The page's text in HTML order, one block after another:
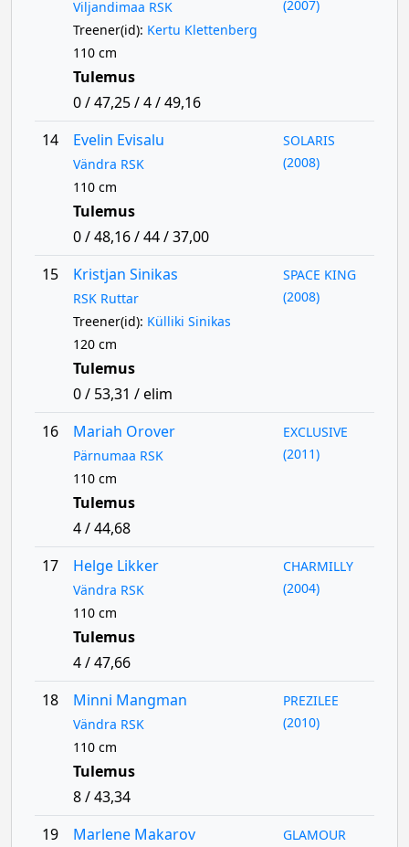
Viljandimaa RSK
Treener(id): Kertu Klettenberg
110 cm
(2007)
Tulemus
0 / 47,25 / 4 / 49,16
14
Evelin Evisalu
Vändra RSK
110 cm
SOLARIS
(2008)
Tulemus
0 / 48,16 / 44 / 37,00
15
Kristjan Sinikas
RSK Ruttar
Treener(id): Külliki Sinikas
120 cm
SPACE KING
(2008)
Tulemus
0 / 53,31 / elim
16
Mariah Orover
Pärnumaa RSK
110 cm
EXCLUSIVE
(2011)
Tulemus
4 / 44,68
17
Helge Likker
Vändra RSK
110 cm
CHARMILLY
(2004)
Tulemus
4 / 47,66
18
Minni Mangman
Vändra RSK
110 cm
PREZILEE
(2010)
Tulemus
8 / 43,34
19
Marlene Makarov
GLAMOUR